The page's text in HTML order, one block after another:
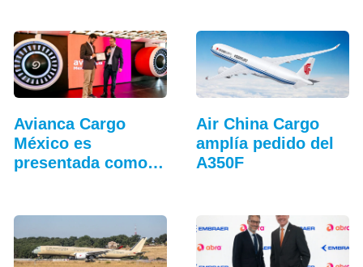
Avianca Cargo
México es
presentada como
Air China Cargo
amplía pedido del
A350F